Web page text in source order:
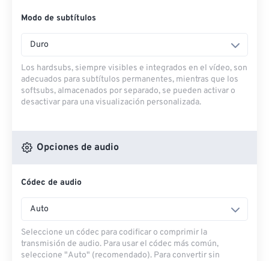
Modo de subtítulos
Duro
Los hardsubs, siempre visibles e integrados en el vídeo, son
adecuados para subtítulos permanentes, mientras que los
softsubs, almacenados por separado, se pueden activar o
desactivar para una visualización personalizada.
Opciones de audio
Códec de audio
Auto
Seleccione un códec para codificar o comprimir la
transmisión de audio. Para usar el códec más común,
seleccione "Auto" (recomendado). Para convertir sin